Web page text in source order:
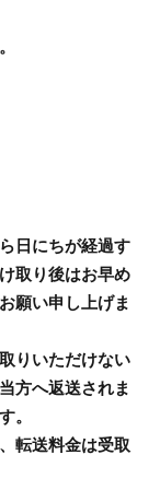
日にちが経過す
取り後はお早め
願い申し上げま
りいただけない
方へ返送されま
。
転送料金は受取